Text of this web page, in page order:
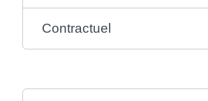
Contractuel